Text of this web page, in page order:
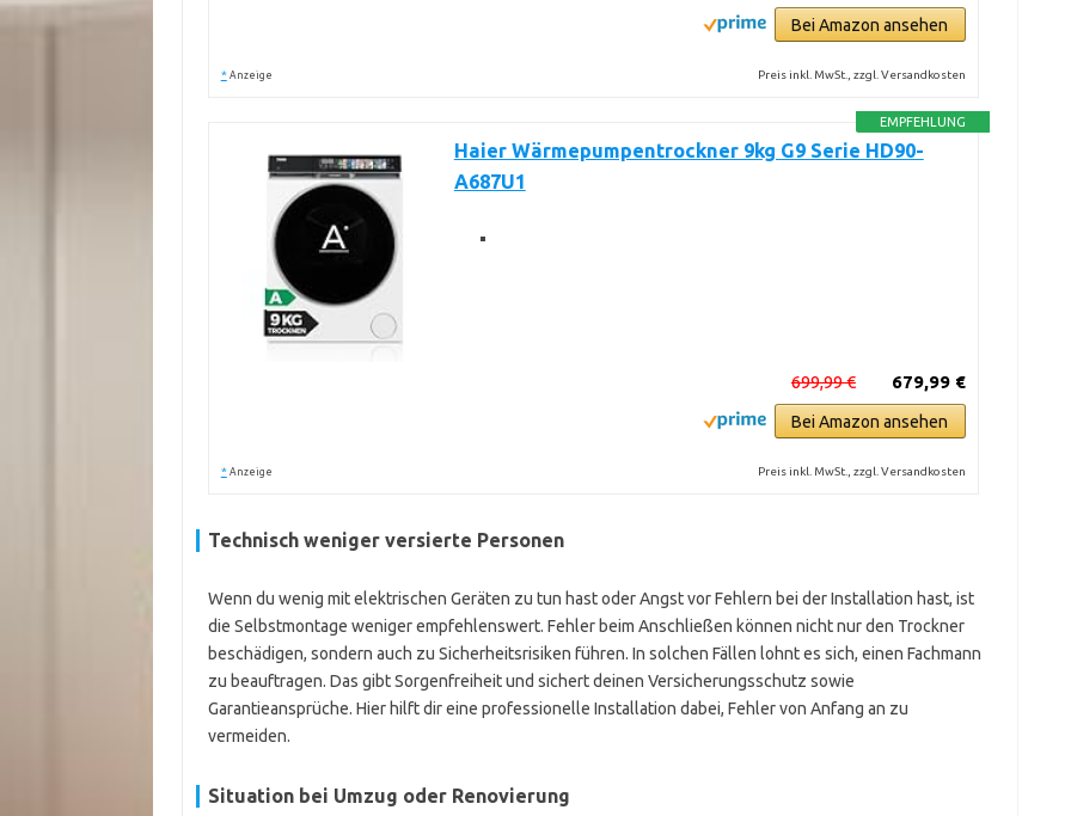
Bei Amazon ansehen
* Anzeige Preis inkl. MwSt., zzgl. Versandkosten
EMPFEHLUNG
Haier Wärmepumpentrockner 9kg G9 Serie HD90-
A687U1
679,99 €
699,99 €
Bei Amazon ansehen
* Anzeige Preis inkl. MwSt., zzgl. Versandkosten
Technisch weniger versierte Personen
Wenn du wenig mit elektrischen Geräten zu tun hast oder Angst vor Fehlern bei der Installation hast, ist
die Selbstmontage weniger empfehlenswert. Fehler beim Anschließen können nicht nur den Trockner
beschädigen, sondern auch zu Sicherheitsrisiken führen. In solchen Fällen lohnt es sich, einen Fachmann
zu beauftragen. Das gibt Sorgenfreiheit und sichert deinen Versicherungsschutz sowie
Garantieansprüche. Hier hilft dir eine professionelle Installation dabei, Fehler von Anfang an zu
vermeiden.
Situation bei Umzug oder Renovierung